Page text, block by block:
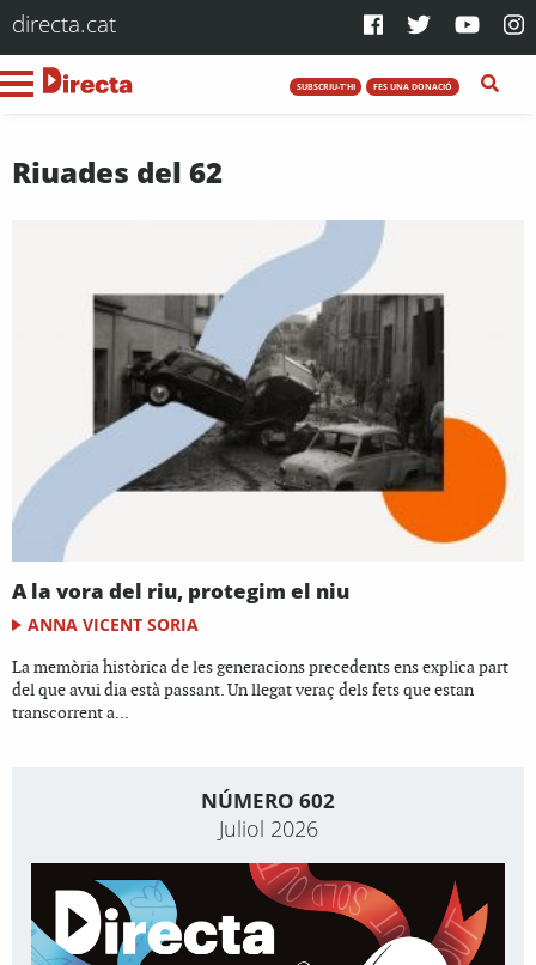
directa.cat
SUBSCRIU-T'HI FES UNA DONACIÓ
Riuades del 62
A la vora del riu, protegim el niu
ANNA VICENT SORIA
La memòria històrica de les generacions precedents ens explica part
del que avui dia està passant. Un llegat veraç dels fets que estan
transcorrent a...
NÚMERO 602
Juliol 2026